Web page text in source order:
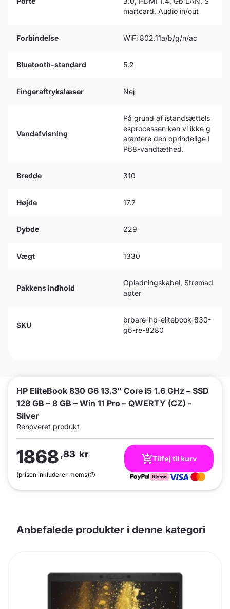
HP EliteBook 830 G6 13.3" Core i5 1.6 GHz – SSD
128 GB – 8 GB – Win 11 Pro – QWERTY (CZ) -
Silver
Renoveret produkt
1868,83 kr
(prisen inkluderer moms)
Tilføj til kurv
martcard, Audio in/out
Forbindelse WiFi 802.11a/b/g/n/ac
Bluetooth-standard 5.2
Fingeraftrykslæser Nej
Vandafvisning
På grund af istandsættels
esprocessen kan vi ikke g
arantere den oprindelige I
P68-vandtæthed.
Bredde 310
Højde 17.7
Dybde 229
Vægt 1330
Pakkens indhold
Opladningskabel, Strømad
apter
SKU
brbare-hp-elitebook-830-
g6-re-8280
Anbefalede produkter i denne kategori